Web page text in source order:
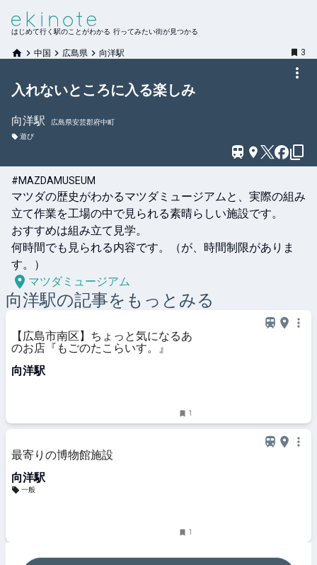
はじめて行く駅のことがわかる 行ってみたい街が見つかる
中国 広島県 向洋駅 3
入れないところに入る楽しみ
向洋駅
広島県安芸郡府中町
遊び
#MAZDAMUSEUM
マツダの歴史がわかるマツダミュージアムと、実際の組み
立て作業を工場の中で見られる素晴らしい施設です。
おすすめは組み立て見学。
何時間でも見られる内容です。（が、時間制限がありま
す。）
マツダミュージアム
向洋駅の記事をもっとみる
【広島市南区】ちょっと気になるあ
のお店『もごのたこらいす。』
向洋駅
1
最寄りの博物館施設
向洋駅
一般
1